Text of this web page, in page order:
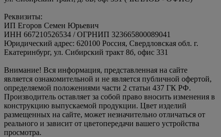
Реквизиты:
ИП Егоров Семен Юрьевич
ИНН 667210526534 / ОГРНИП 323665800089041
Юридический адрес: 620100 Россия, Свердловская обл. г.
Екатеринбург, ул. Сибирский тракт 8б, офис 331
Внимание! Вся информация, представленная на сайте
является ознакомительной и не является публичной офертой,
определяемой положениями части 2 статьи 437 ГК РФ.
Производитель оставляет за собой право вносить изменения в
конструкцию выпускаемой продукции. Цвет изделий
размещенных на сайте, может незначительно отличаться от
реального и зависит от цветопередачи вашего устройства
просмотра.